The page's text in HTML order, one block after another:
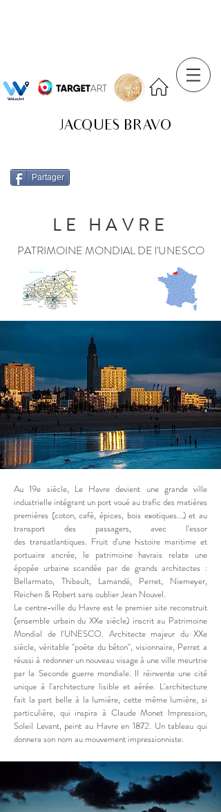
JACQUES BRAVO
Partager
LE HAVRE
PATRIMOINE MONDIAL DE l'UNESCO
Au 19e siècle, Le Havre devient une grande ville
industrielle intégrant un port voué au trafic des matières
premières (coton, café, épices, bois exotiques...) et au
transport des passagers, avec l'essor
des transatlantiques. Fruit d'une histoire maritime et
portuaire ancrée, le patrimoine havrais relate une
épopée urbaine scandée par de grands architectes :
Bellarmato, Thibault, Lamandé, Perret, Niemeyer,
Reichen & Robert sans oublier Jean Nouvel.
Le centre-ville du Havre est le premier site reconstruit
(ensemble urbain du XXe siècle) inscrit au Patrimoine
Mondial de l'UNESCO. Architecte majeur du XXe
siècle, véritable "poète du béton", visionnaire, Perret a
réussi à redonner un nouveau visage à une ville meurtrie
par la Seconde guerre mondiale. Il réinvente une cité
unique à l'architecture lisible et aérée. L'architecture
fait la part belle à la lumière, cette même lumière, si
particulière, qui inspira à Claude Monet Impression,
Soleil Levant, peint au Havre en 1872. Un tableau qui
donnera son nom au mouvement impressionniste.